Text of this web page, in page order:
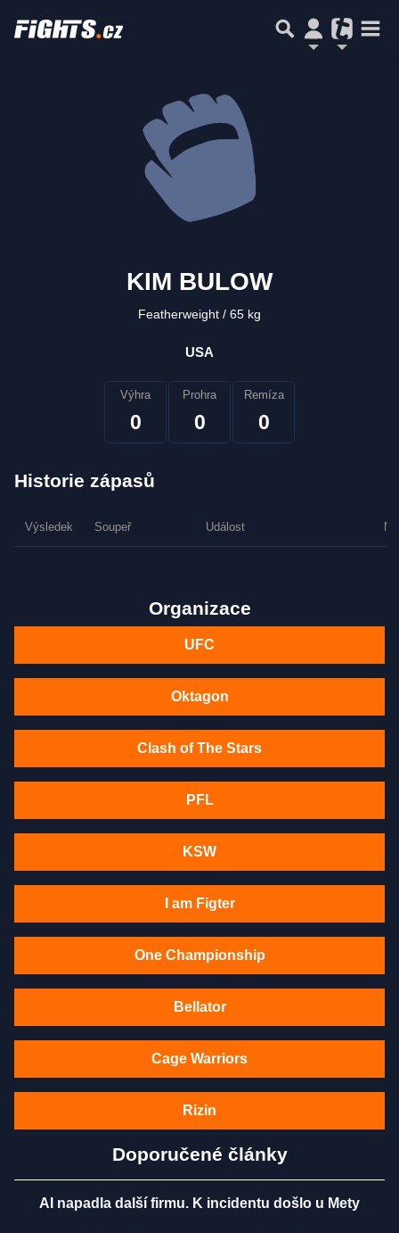
KIM BULOW
Featherweight 65 kg
USA
Výhra
0
Prohra
0
Remíza
0
Historie zápasů
Výsledek Soupeř Událost
Organizace
UFC
Oktagon
Clash of The Stars
PFL
KSW
I am Figter
One Championship
Bellator
Cage Warriors
Rizin
Doporučené články
AI napadla další firmu. K incidentu došlo u Mety